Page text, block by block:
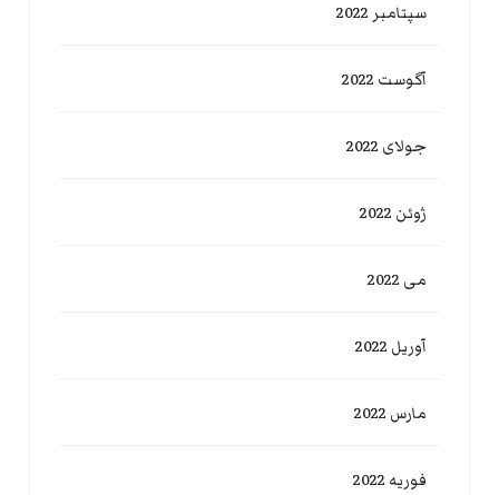
سپتامبر 2022
آگوست 2022
جولای 2022
ژوئن 2022
می 2022
آوریل 2022
مارس 2022
فوریه 2022